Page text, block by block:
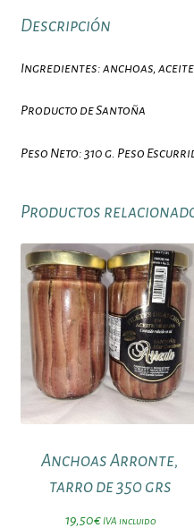
Descripción
Ingredientes: anchoas,
Producto de Santoña
Peso Neto: 310 g. Peso
Productos
Anchoas Arronte,
tarro de 350 grs
19,50€ IVA incluido